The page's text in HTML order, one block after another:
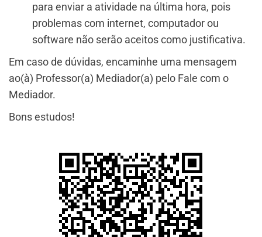
para enviar a atividade na última hora, pois
problemas com internet, computador ou
software não serão aceitos como justificativa.
Em caso de dúvidas, encaminhe uma mensagem
ao(à) Professor(a) Mediador(a) pelo Fale com o
Mediador.
Bons estudos!